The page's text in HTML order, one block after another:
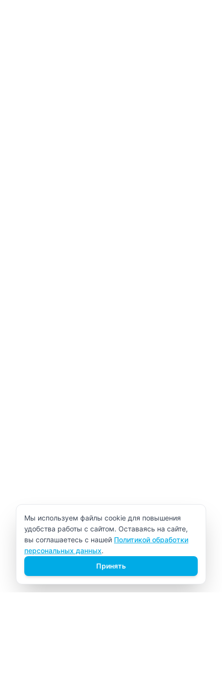
Уведомление об использовании cookie
Мы используем файлы cookie для повышения
удобства работы с сайтом. Оставаясь на сайте,
вы соглашаетесь с нашей Политикой обработки
персональных данных.
Принять